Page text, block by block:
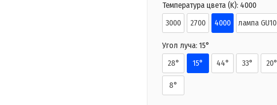
Температура цвета (K): 4000
3000
2700 4000 лампа GU10
Угол луча: 15°
28°
15° 44° 33° 20°
8°